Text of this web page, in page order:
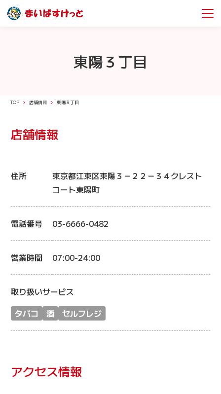
東陽３丁目
TOP 店舗情報 東陽３丁目
店舗情報
住所
東京都江東区東陽３－２２－３４クレスト
コート東陽町
電話番号 03-6666-0482
営業時間 07:00-24:00
取り扱いサービス
タバコ
酒 セルフレジ
アクセス情報